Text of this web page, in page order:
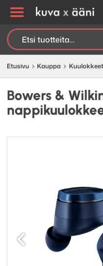
Etsi:
Etusivu Kauppa Kuulokkeet
Bowers &
Edellinen